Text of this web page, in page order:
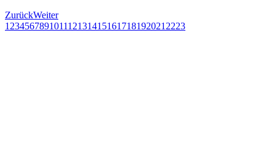
ZurückWeiter
1 23456789101112131415161718192021 2223